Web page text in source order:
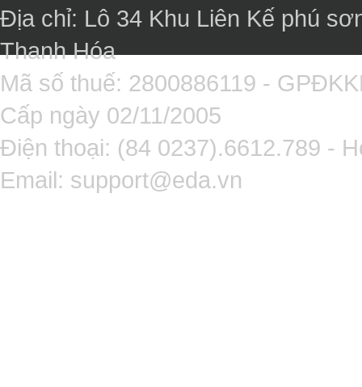
Địa chỉ: Lô 34 Khu Liên Kế phú
Thanh Hóa
Mã số thuế: 2800886119 -
Cấp ngày 02/11/2005
Điện thoại: (84 0237).6612.789 -
Email: support@eda.vn